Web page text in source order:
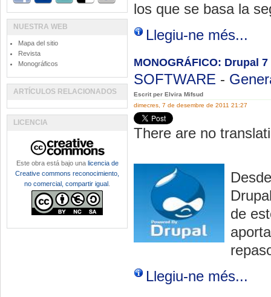
los que se basa la
Llegiu-ne més...
MONOGRÁFICO: Drupal 7
SOFTWARE -
Escrit per Elvira Mifsud
dimecres, 7 de desembre de 2011 21:27
There are no
de
Llegiu-ne més...
NUESTRA WEB
Mapa del sitio
Revista
Monográficos
ARTÍCULOS RELACIONADOS
LICENCIA
Este obra está bajo una licencia de
Creative commons reconocimiento,
no comercial, compartir igual